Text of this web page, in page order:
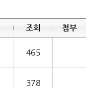
조회 첨부
465
378